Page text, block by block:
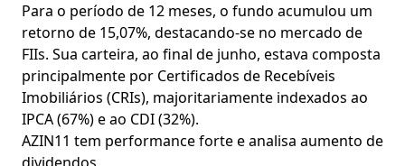
Para o período de 12 meses, o fundo acumulou um
retorno de 15,07%, destacando-se no mercado de
FIIs. Sua carteira, ao final de junho, estava composta
principalmente por Certificados de Recebíveis
Imobiliários (CRIs), majoritariamente indexados ao
IPCA (67%) e ao CDI (32%).
AZIN11 tem performance forte e analisa aumento de